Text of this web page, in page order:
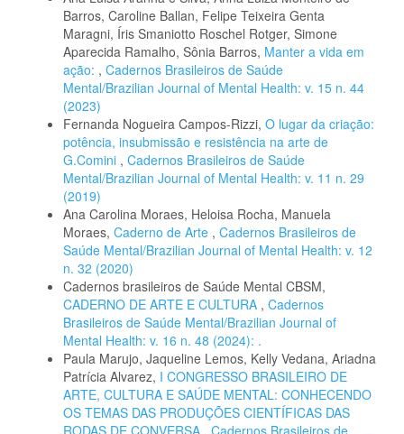
Barros, Caroline Ballan, Felipe Teixeira Genta
Maragni, Íris Smaniotto Roschel Rotger, Simone
Aparecida Ramalho, Sônia Barros, Manter a vida em
ação: , Cadernos Brasileiros de Saúde
Mental/Brazilian Journal of Mental Health: v. 15 n. 44
(2023)
Fernanda Nogueira Campos-Rizzi, O lugar da criação:
potência, insubmissão e resistência na arte de
G.Comini , Cadernos Brasileiros de Saúde
Mental/Brazilian Journal of Mental Health: v. 11 n. 29
(2019)
Ana Carolina Moraes, Heloisa Rocha, Manuela
Moraes, Caderno de Arte , Cadernos Brasileiros de
Saúde Mental/Brazilian Journal of Mental Health: v. 12
n. 32 (2020)
Cadernos brasileiros de Saúde Mental CBSM,
CADERNO DE ARTE E CULTURA , Cadernos
Brasileiros de Saúde Mental/Brazilian Journal of
Mental Health: v. 16 n. 48 (2024): .
Paula Marujo, Jaqueline Lemos, Kelly Vedana, Ariadna
Patrícia Alvarez, I CONGRESSO BRASILEIRO DE
ARTE, CULTURA E SAÚDE MENTAL: CONHECENDO
OS TEMAS DAS PRODUÇÕES CIENTÍFICAS DAS
RODAS DE CONVERSA , Cadernos Brasileiros de